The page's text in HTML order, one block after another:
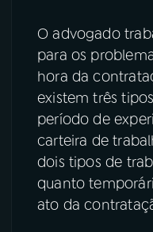
O advogado
para os
hora da
existem três
período de
carteira de
dois tipos de
quanto
ato da